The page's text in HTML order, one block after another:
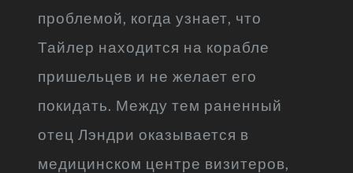
проблемой, когда узнает, что
Тайлер находится на корабле
пришельцев и не желает его
покидать. Между тем раненный
отец Лэндри оказывается в
медицинском центре визитеров,